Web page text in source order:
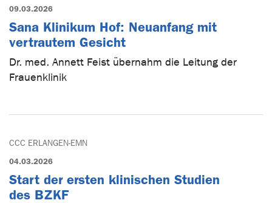
09.03.2026
Sana Klinikum Hof: Neuanfang mit
vertrautem Gesicht
Dr. med. Annett Feist übernahm die Leitung der
Frauenklinik
CCC ERLANGEN-EMN
04.03.2026
Start der ersten klinischen Studien
des BZKF